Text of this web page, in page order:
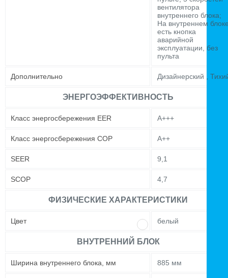
вентилятора
внутреннего блока;
На внутреннем
есть кнопка
аварийной
эксплуатации, без
пульта
Дополнительно Дизайнерский ,
ЭНЕРГОЭФФЕКТИВНОСТЬ
Класс энергосбережения EER А+++
Класс энергосбережения COP A++
SEER 9,1
SCOP 4,7
ФИЗИЧЕСКИЕ ХАРАКТЕРИСТИКИ
Цвет белый
ВНУТРЕННИЙ БЛОК
Ширина внутреннего блока, мм 885 мм